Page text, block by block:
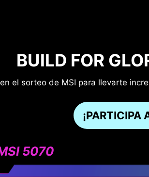
BUILD FOR
el sorteo de MSI para llevarte
¡PARTICIPA
5070